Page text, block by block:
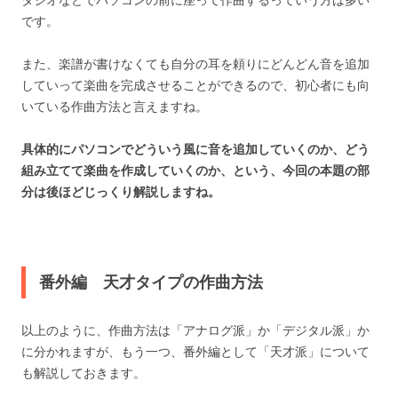
です。
また、楽譜が書けなくても自分の耳を頼りにどんどん音を追加
していって楽曲を完成させることができるので、初心者にも向
いている作曲方法と言えますね。
具体的にパソコンでどういう風に音を追加していくのか、どう
組み立てて楽曲を作成していくのか、という、今回の本題の部
分は後ほどじっくり解説しますね。
番外編 天才タイプの作曲方法
以上のように、作曲方法は「アナログ派」か「デジタル派」か
に分かれますが、もう一つ、番外編として「天才派」について
も解説しておきます。